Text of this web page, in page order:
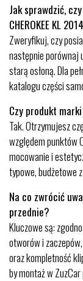
Jak sprawdzić, czy
CHEROKEE KL
Zweryfikuj, czy
następnie porównaj
starą osłoną. Dla
katalogu części
Czy produkt
Tak. Otrzymujesz
względem punktów
mocowanie i
typowe, budżetowe
Na co zwrócić
przednie?
Kluczowe są:
otworów i
oraz kompletność
by montaż w